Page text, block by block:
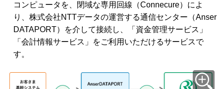
コンピュータを、閉域な専用回線（Connecure）によ
り、株式会社NTTデータの運営する通信センター（Anser
DATAPORT）を介して接続し、「資金管理サービス」
「会計情報サービス」をご利用いただけるサービスで
す。